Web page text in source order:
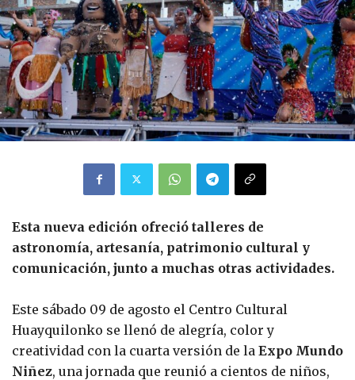
Esta nueva edición ofreció talleres de
astronomía, artesanía, patrimonio cultural y
comunicación, junto a muchas otras actividades.
Este sábado 09 de agosto el Centro Cultural
Huayquilonko se llenó de alegría, color y
creatividad con la cuarta versión de la Expo Mundo
Niñez, una jornada que reunió a cientos de niños,